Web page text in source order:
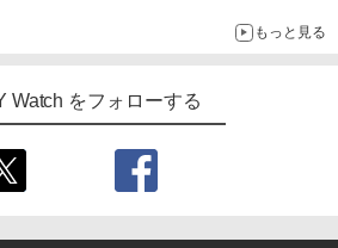
もっと見る
Watch をフォローする